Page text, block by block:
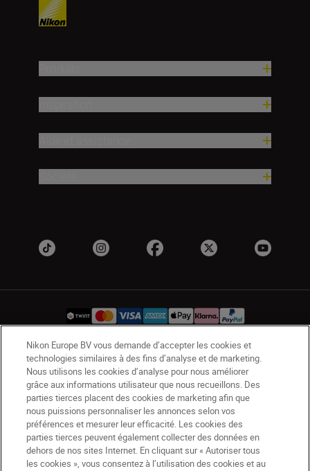
CH Nikon Sites
Contactez-nous
Avis de confidentialité
Conditions d’utilisation
CVG de la boutique Nikon Store
Notice d’information sur les cookies
Accessibilité
Paramètres des cookies
© 2026 Nikon
Nikon Europe BV vous demande d’accepter les cookies et
technologies similaires à des fins d’analyse et de marketing.
Nous utilisons les cookies d’analyse pour nous améliorer
grâce aux informations utilisateur que nous recueillons. Des
parties tierces placent des cookies de marketing afin que
nous puissions personnaliser les annonces selon vos
préférences et mesurer leur efficacité. Les cookies des
parties tierces peuvent également collecter des données en
dehors de nos sites Internet. En cliquant sur « Autoriser tous
les cookies », vous consentez à l’utilisation des cookies et au